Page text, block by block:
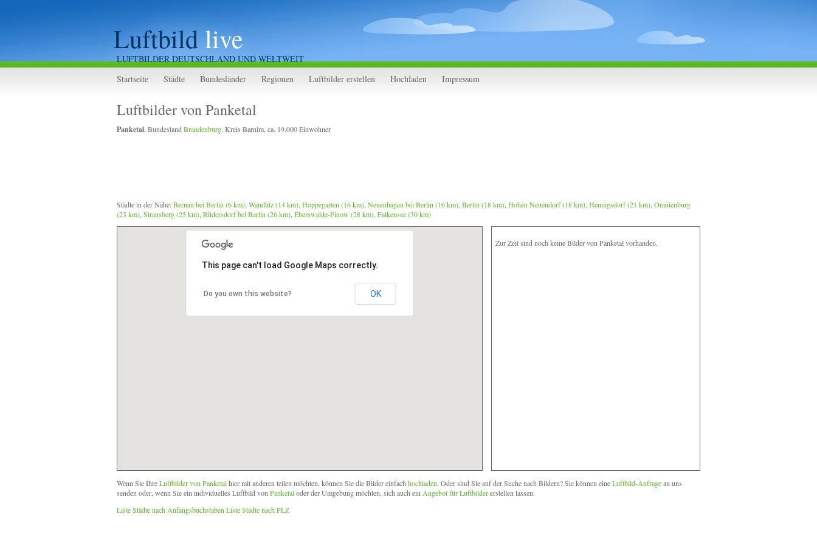
Luftbildlive
LUFTBILDER DEUTSCHLAND UND WELTWEIT
Startseite
Städte Bundesländer Regionen Luftbilder erstellen Hochladen Impressum
Luftbilder von Panketal
Panketal , Bundesland Brandenburg , Kreis Barnim, ca. 19.000 Einwohner
Städte in der Nähe:Bernau bei Berlin (6 km) Wandlitz (14 km) Hoppegarten (16 km) Neuenhagen bei Berlin (16 km) Berlin (18 km) Hohen Neuendorf (18 km) Hennigsdorf (21 km) Oranienburg
(23 km) Strausberg (25 km) Rüdersdorf bei Berlin (26 km) Eberswalde-Finow (28 km) Falkensee (30 km)
Zur Zeit sind noch keine Bilder von Panketal vorhanden.
This page can't load Google Maps correctly.
Do you own this website? OK
Wenn Sie IhreLuftbilder von Panketalhier mit anderen teilen möchten, können Sie die Bilder einfach hochladen. Oder sind Sie auf der Suche nach Bildern? Sie können eineLuftbild-Anfragean uns
senden oder, wenn Sie ein individuelles Luftbild von Panketaloder der Umgebung möchten, sich auch ein Angebot für Luftbildererstellen lassen.
Liste Städte nach Anfangsbuchstaben Liste Städte nach PLZ